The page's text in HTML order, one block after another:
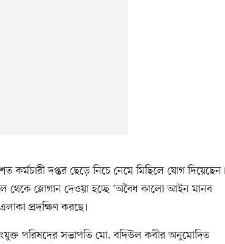
দপ্তর ছেড়ে নিচে নেমে মিছিলে যোগ দিয়েছেন।
থেকে স্লোগান দেওয়া হচ্ছে ‘অবৈধ কালো আইন মানব
প্রদক্ষিণ করছে।
সংযুক্ত পরিষদের সভাপতি মো. বদিউল কবীর অনুমোদিত